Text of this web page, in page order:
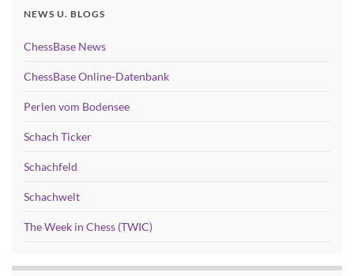
NEWS U. BLOGS
ChessBase News
ChessBase Online-Datenbank
Perlen vom Bodensee
Schach Ticker
Schachfeld
Schachwelt
The Week in Chess (TWIC)